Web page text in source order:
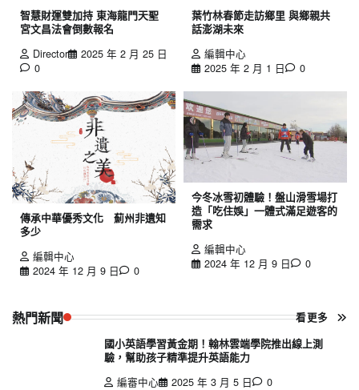
智慧財運雙加持 東海龍門天聖
宮文昌法會倒數報名
Director
2025 年 2 月 25 日
0
葉竹林春節走訪鄉里 與鄉親共
話澎湖未來
編輯中心
2025 年 2 月 1 日
0
傳承中華優秀文化 薊州非遺知
多少
編輯中心
2024 年 12 月 9 日
0
今冬冰雪初體驗！盤山滑雪場打
造「吃住娛」一體式滿足遊客的
需求
編輯中心
2024 年 12 月 9 日
0
熱門新聞 看更多
國小英語學習黃金期！翰林雲端學院推出線上測
驗，幫助孩子精準提升英語能力
編審中心
2025 年 3 月 5 日
0